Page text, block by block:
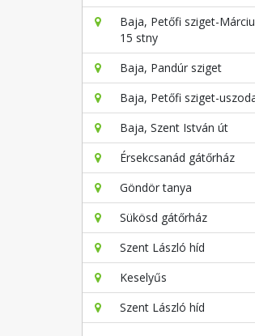
Baja, Petőfi sziget-
15 stny
Baja, Pandúr sziget
Baja, Petőfi sziget-
Baja, Szent István út
Érsekcsanád gátőrház
Göndör tanya
Sükösd gátőrház
Szent László híd
Keselyűs
Szent László híd